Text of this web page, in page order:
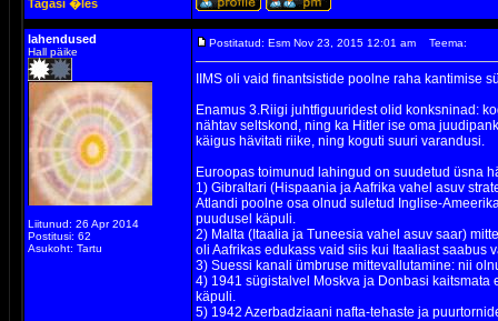
Tagasi �les
lahendused
Hall päike
Liitunud: 26 Apr 2014
Postitusi: 62
Asukoht: Tartu
Postitatud: Esm Nov 23, 2015 12:01 am Teema:
IIMS oli vaid finantsistide poolne raha kantimise
Enamus 3.Riigi juhtfiguuridest olid konksninad:
nähtav seltskond, ning ka Hitler ise oma
käigus hävitati riike, ning koguti suuri varandusi.
Euroopas toimunud lahingud on suudetud üsna
1) Gibraltari (Hispaania ja Aafrika vahel asuv
Atlandi poolne osa olnud suletud Inglise-
puudusel käpuli.
2) Malta (Itaalia ja Tuneesia vahel asuv saar)
oli Aafrikas edukass vaid siis kui Itaaliast saabus
3) Suessi kanali ümbruse mittevallutamine: nii
4) 1941 sügistalvel Moskva ja Donbasi
käpuli.
5) 1942 Azerbadziaani nafta-tehaste ja